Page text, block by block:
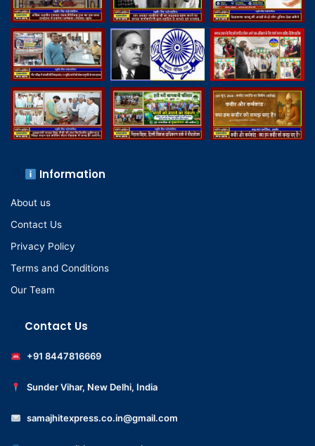
Information
About us
Contact Us
Privacy Policy
Terms and Conditions
Our Team
Contact Us
+91 8447816669
Sunder Vihar, New Delhi, India
samajhitexpress.co.in@gmail.com